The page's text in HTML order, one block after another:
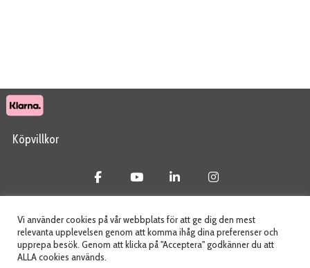
Köpvillkor
© 2026 Tidab AB - All Rights Reserved
Vi använder cookies på vår webbplats för att ge dig den mest
relevanta upplevelsen genom att komma ihåg dina preferenser och
upprepa besök. Genom att klicka på "Acceptera" godkänner du att
ALLA cookies används.